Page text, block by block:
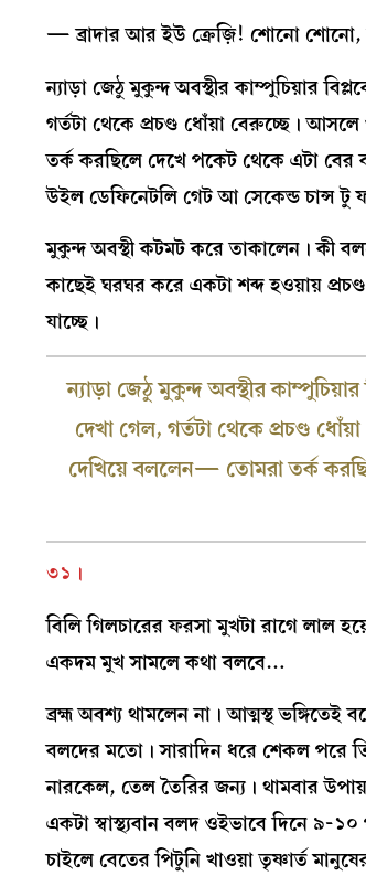
— ব্রাদার আর ইউ ক্রেজ়ি! শোনো শোনো,
ন্যাড়া জেঠু মুকুন্দ অবস্থীর কাম্পুচিয়ার
গর্তটা থেকে প্রচণ্ড ধোঁয়া বেরুচ্ছে।
তর্ক করছিলে দেখে পকেট থেকে এটা
উইল ডেফিনেটলি গেট আ সেকেন্ড চান্স টু
মুকুন্দ অবস্থী কটমট করে তাকালেন। কী
কাছেই ঘরঘর করে একটা শব্দ হওয়ায়
যাচ্ছে।
ন্যাড়া জেঠু মুকুন্দ অবস্থীর
দেখা গেল, গর্তটা থেকে প্রচণ্ড
দেখিয়ে বললেন— তোমরা তর্ক
৩১।
বিলি গিলচারের ফরসা মুখটা রাগে
একদম মুখ সামলে কথা বলবে…
ব্রহ্ম অবশ্য থামলেন না। আত্মস্থ
বলদের মতো। সারাদিন ধরে শেকল পরে
নারকেল, তেল তৈরির জন্য। থামবার
একটা স্বাস্থ্যবান বলদ ওইভাবে দিনে ৯-
চাইলে বেতের পিটুনি খাওয়া তৃষ্ণার্ত